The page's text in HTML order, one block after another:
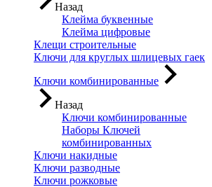
Назад
Клейма буквенные
Клейма цифровые
Клещи строительные
Ключи для круглых шлицевых гаек
Ключи комбинированные
Назад
Ключи комбинированные
Наборы Ключей
комбинированных
Ключи накидные
Ключи разводные
Ключи рожковые